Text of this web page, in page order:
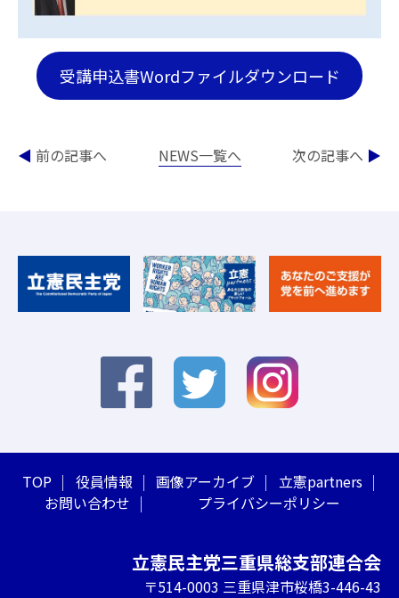
受講申込書Wordファイルダウンロード
◀ 前の記事へ NEWS一覧へ 次の記事へ ▶
TOP 役員情報 画像アーカイブ
立憲partners
お問い合わせ
プライバシーポリシー
立憲民主党三重県総支部連合会
〒514-0003 三重県津市桜橋3-446-43